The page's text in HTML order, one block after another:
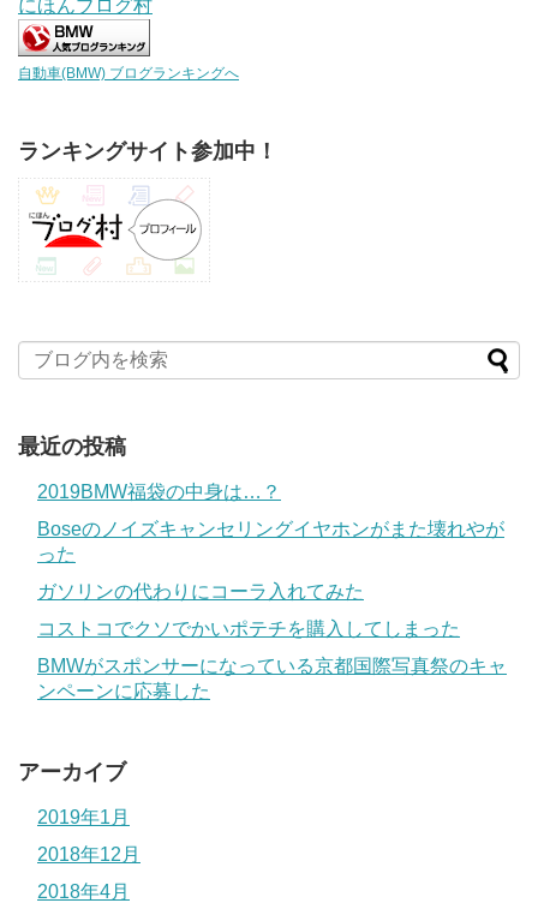
にほんブログ村
自動車(BMW) ブログランキングへ
ランキングサイト参加中！
最近の投稿
2019BMW福袋の中身は…？
Boseのノイズキャンセリングイヤホンがまた壊れやが
った
ガソリンの代わりにコーラ入れてみた
コストコでクソでかいポテチを購入してしまった
BMWがスポンサーになっている京都国際写真祭のキャ
ンペーンに応募した
アーカイブ
2019年1月
2018年12月
2018年4月